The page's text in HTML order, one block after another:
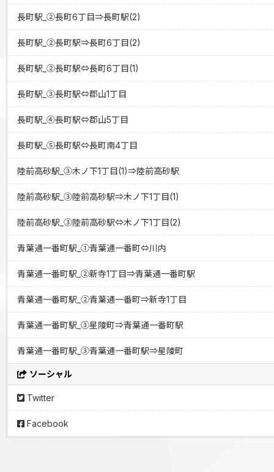
長町駅_②長町6丁目⇒長町駅(2)
長町駅_②長町駅⇒長町6丁目(2)
長町駅_②長町駅⇔長町6丁目(1)
長町駅_③長町駅⇔郡山1丁目
長町駅_④長町駅⇔郡山5丁目
長町駅_⑤長町駅⇔長町南4丁目
陸前高砂駅_③木ノ下1丁目(1)⇒陸前高砂駅
陸前高砂駅_③陸前高砂駅⇒木ノ下1丁目(1)
陸前高砂駅_③陸前高砂駅⇔木ノ下1丁目(2)
青葉通一番町駅_①青葉通一番町⇔川内
青葉通一番町駅_②新寺1丁目⇒青葉通一番町駅
青葉通一番町駅_②青葉通一番町⇒新寺1丁目
青葉通一番町駅_③星陵町⇒青葉通一番町駅
青葉通一番町駅_③青葉通一番町駅⇒星陵町
ソーシャル
Twitter
Facebook